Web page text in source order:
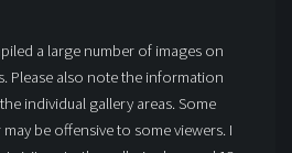
a large number of images on
Please also note the information
individual gallery areas. Some
be offensive to some viewers. I